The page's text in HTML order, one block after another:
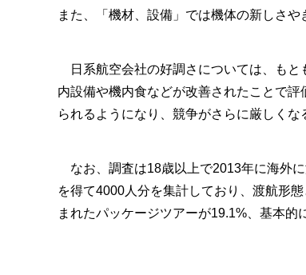
また、「機材、設備」では機体の新しさ
日系航空会社の好調さについては、もと
内設備や機内食などが改善されたことで
られるようになり、競争がさらに厳しくな
なお、調査は18歳以上で2013年に海外
を得て4000人分を集計しており、渡航形
まれたパッケージツアーが19.1%、基本的